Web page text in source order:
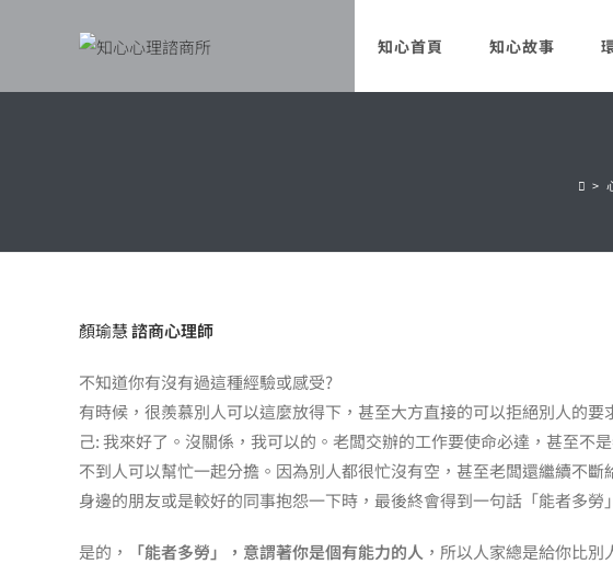
知心首頁 知心故事
>
顏瑜慧諮商心理師
不知道你有沒有過這種經驗或感受?
有時候，很羨慕別人可以這麼放得下，甚至大方直接的可以拒絕別人的
己: 我來好了。沒關係，我可以的。老闆交辦的工作要使命必達，甚至
不到人可以幫忙一起分擔。因為別人都很忙沒有空，甚至老闆還繼續不
身邊的朋友或是較好的同事抱怨一下時，最後終會得到一句話「能者多勞
是的， 「能者多勞」，意謂著你是個有能力的人 ，所以人家總是給你比